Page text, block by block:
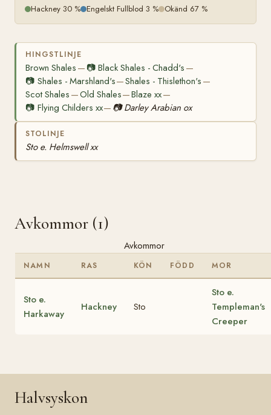
Hackney 30 % Engelskt Fullblod 3 % Okänd 67 %
HINGSTLINJE
Brown Shales — 📷Black Shales - Chadd's —
📷 Shales - Marshland's—Shales - Thislethon's —
Scot Shales —Old Shales—Blaze xx—
📷 Flying Childers xx— 📷 Darley Arabian ox
STOLINJE
Sto e. Helmswell xx
Avkommor (1)
Avkommor
NAMN RAS KÖN FÖDD MOR
Sto e.
Harkaway
Hackney Sto
Sto e.
Templeman's
Creeper
Halvsyskon